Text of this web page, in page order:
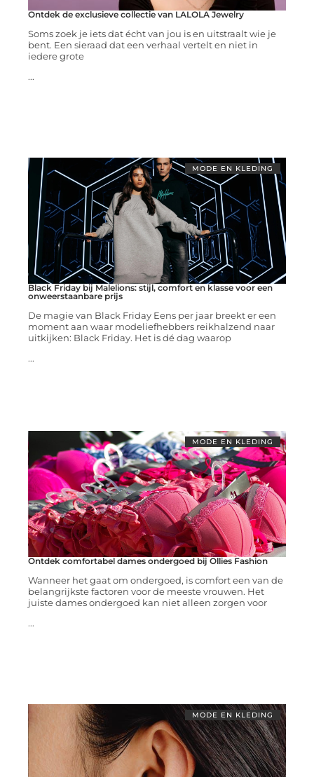
Ontdek de exclusieve collectie van LALOLA Jewelry
Soms zoek je iets dat écht van jou is en uitstraalt wie je
bent. Een sieraad dat een verhaal vertelt en niet in
iedere grote
...
MODE EN KLEDING
Black Friday bij Malelions: stijl, comfort en klasse voor een
onweerstaanbare prijs
De magie van Black Friday Eens per jaar breekt er een
moment aan waar modeliefhebbers reikhalzend naar
uitkijken: Black Friday. Het is dé dag waarop
...
MODE EN KLEDING
Ontdek comfortabel dames ondergoed bij Ollies Fashion
Wanneer het gaat om ondergoed, is comfort een van de
belangrijkste factoren voor de meeste vrouwen. Het
juiste dames ondergoed kan niet alleen zorgen voor
...
MODE EN KLEDING